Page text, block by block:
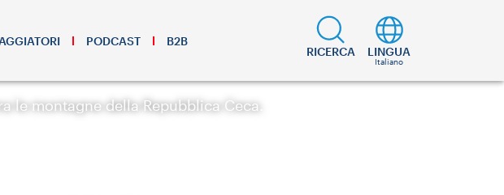
PODCAST B2B
RICERCA LINGUA
Italiano
le montagne della Repubblica Ceca.